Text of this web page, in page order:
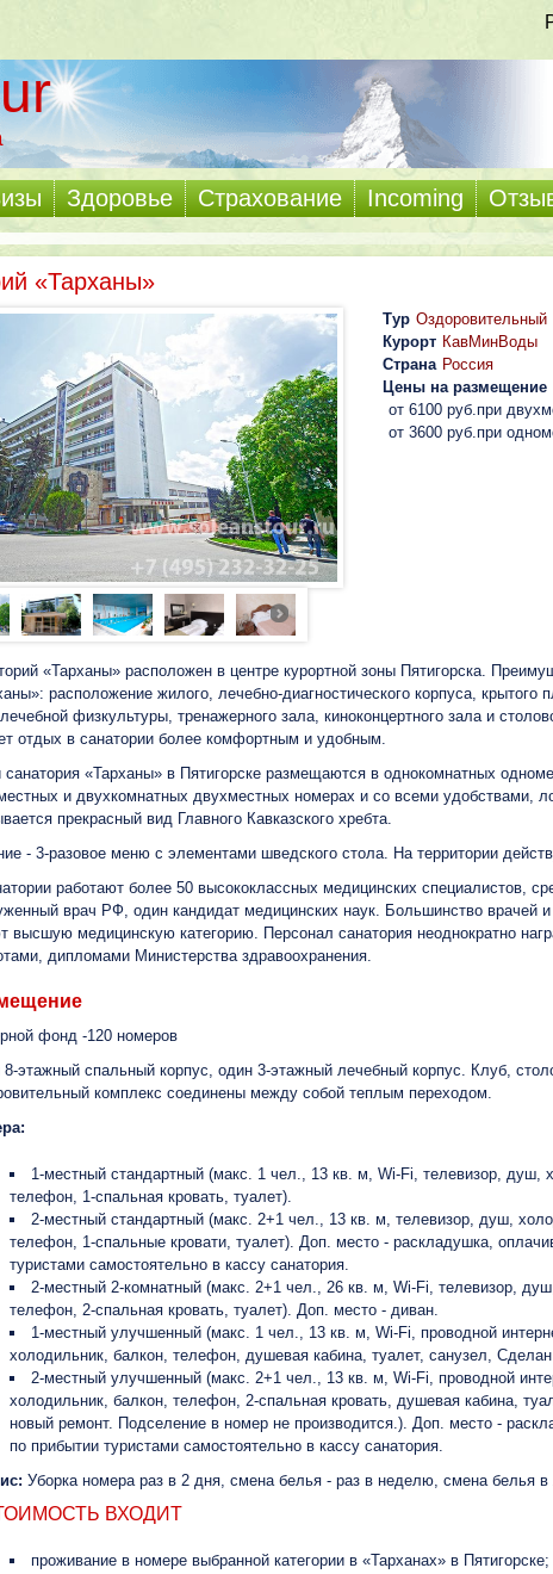
Здоровье Страхование Incoming
«Тарханы»
Тур Оздоровительный
Курорт КавМинВоды
Страна Россия
Цены на размещение
от 6100 руб.при
от 3600 руб.при
«Тарханы» расположен в центре курортной зоны Пятигорска.
расположение жилого, лечебно-диагностического корпуса, крытого
физкультуры, тренажерного зала, киноконцертного зала и
отдых в санатории более комфортным и удобным.
санатория «Тарханы» в Пятигорске размещаются в однокомнатных
и двухкомнатных двухместных номерах и со всеми удобствами,
прекрасный вид Главного Кавказского хребта.
- 3-разовое меню с элементами шведского стола. На территории
работают более 50 высококлассных медицинских специалистов,
врач РФ, один кандидат медицинских наук. Большинство врачей
высшую медицинскую категорию. Персонал санатория неоднократно
дипломами Министерства здравоохранения.
фонд -120 номеров
этажный спальный корпус, один 3-этажный лечебный корпус. Клуб,
комплекс соединены между собой теплым переходом.
1-местный стандартный (макс. 1 чел., 13 кв. м, Wi-Fi, телевизор, душ,
телефон, 1-спальная кровать, туалет).
2-местный стандартный (макс. 2+1 чел., 13 кв. м, телевизор, душ,
телефон, 1-спальные кровати, туалет). Доп. место - раскладушка,
туристами самостоятельно в кассу санатория.
2-местный 2-комнатный (макс. 2+1 чел., 26 кв. м, Wi-Fi, телевизор,
телефон, 2-спальная кровать, туалет). Доп. место - диван.
1-местный улучшенный (макс. 1 чел., 13 кв. м, Wi-Fi, проводной
холодильник, балкон, телефон, душевая кабина, туалет, санузел,
2-местный улучшенный (макс. 2+1 чел., 13 кв. м, Wi-Fi, проводной
холодильник, балкон, телефон, 2-спальная кровать, душевая кабина,
новый ремонт. Подселение в номер не производится.). Доп. место -
по прибытии туристами самостоятельно в кассу санатория.
Уборка номера раз в 2 дня, смена белья - раз в неделю, смена белья
ВХОДИТ
проживание в номере выбранной категории в «Тарханах» в Пятигорске;